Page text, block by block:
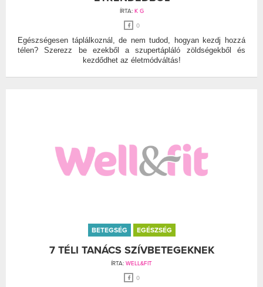
ÍRTA: K G
0
Egészségesen táplálkoznál, de nem tudod, hogyan kezdj hozzá
télen? Szerezz be ezekből a szupertápláló zöldségekből és
kezdődhet az életmódváltás!
BETEGSÉG EGÉSZSÉG
7 TÉLI TANÁCS SZÍVBETEGEKNEK
ÍRTA: WELL&FIT
0